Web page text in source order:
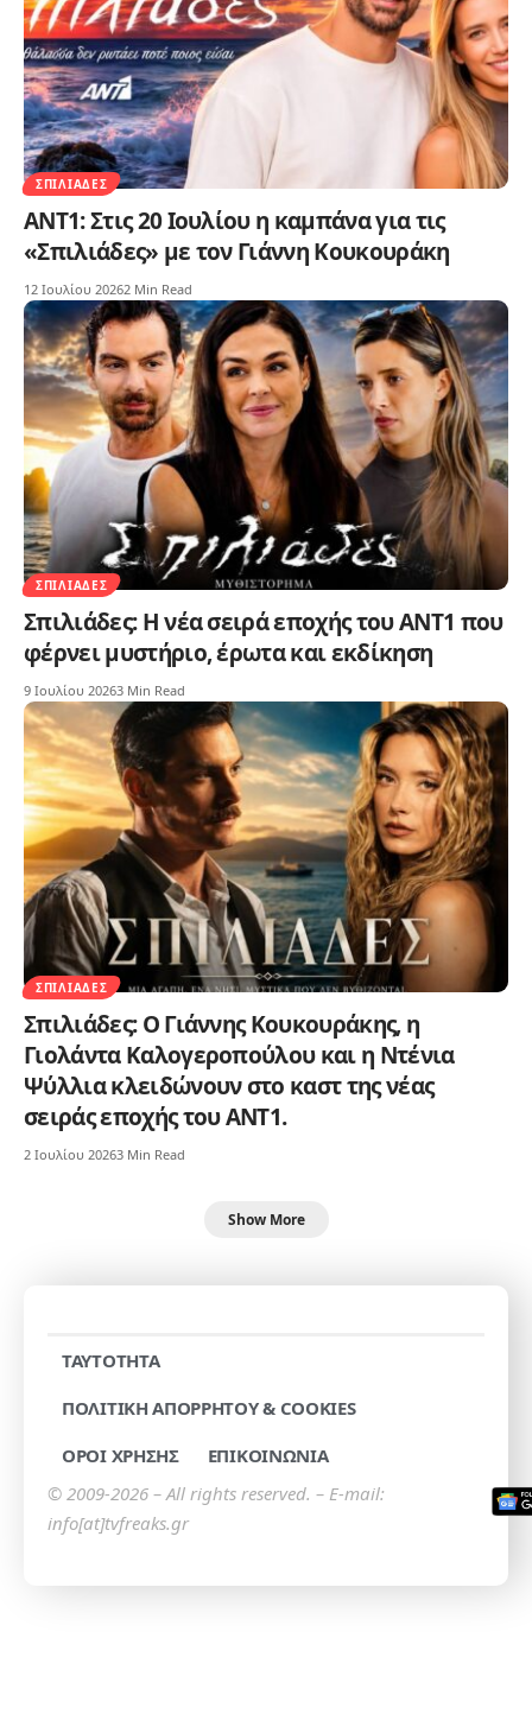
ΣΠΙΛΙΆΔΕΣ
ΑΝΤ1: Στις 20 Ιουλίου η καμπάνα για τις
«Σπιλιάδες» με τον Γιάννη Κουκουράκη
12 Ιουλίου 20262 Min Read
ΣΠΙΛΙΆΔΕΣ
Σπιλιάδες: Η νέα σειρά εποχής του ΑΝΤ1 που
φέρνει μυστήριο, έρωτα και εκδίκηση
9 Ιουλίου 20263 Min Read
ΣΠΙΛΙΆΔΕΣ
Σπιλιάδες: Ο Γιάννης Κουκουράκης, η
Γιολάντα Καλογεροπούλου και η Ντένια
Ψύλλια κλειδώνουν στο καστ της νέας
σειράς εποχής του ΑΝΤ1.
2 Ιουλίου 20263 Min Read
Show More
TAYTOTHTA
ΠΟΛΙΤΙΚΗ ΑΠΟΡΡΗΤΟΥ & COOKIES
ΟΡΟΙ ΧΡΗΣΗΣ
ΕΠΙΚΟΙΝΩΝΙΑ
© 2009-2026 – All rights reserved. – E-mail:
info[at]tvfreaks.gr